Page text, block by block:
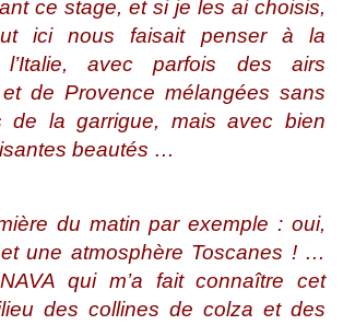
ce stage, et si je les ai choisis,
ici nous faisait penser à la
avec parfois des airs
et de Provence mélangées sans
de la garrigue, mais avec bien
beautés …
du matin par exemple : oui,
une atmosphère Toscanes ! …
qui m’a fait connaître cet
des collines de colza et des